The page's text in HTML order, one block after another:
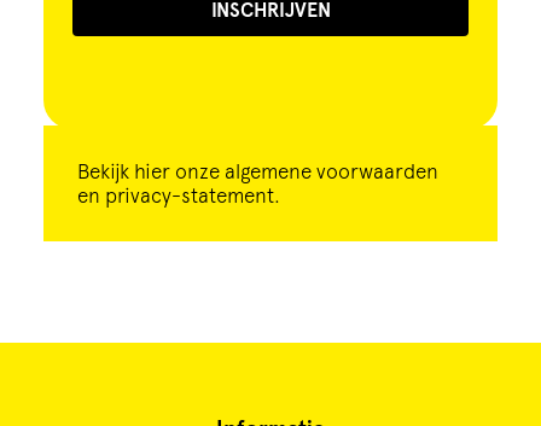
INSCHRIJVEN
Bekijk hier onze algemene voorwaarden
en privacy-statement.